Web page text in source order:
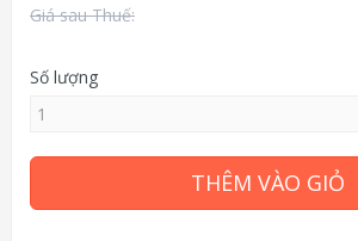
Giá sau Thuế:
Số lượng
THÊM VÀO GIỎ